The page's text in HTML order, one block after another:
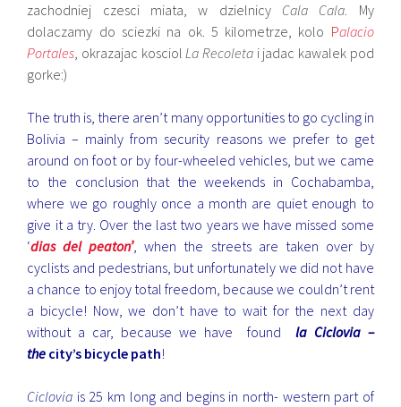
zachodniej czesci miata, w dzielnicy Cala Cala. My
dolaczamy do sciezki na ok. 5 kilometrze, kolo Palacio
Portales, okrazajac kosciol La Recoleta i jadac kawalek pod
gorke:)
The truth is, there aren’t many opportunities to go cycling in
Bolivia – mainly from security reasons we prefer to get
around on foot or by four-wheeled vehicles, but we came
to the conclusion that the weekends in Cochabamba,
where we go roughly once a month are quiet enough to
give it a try. Over the last two years we have missed some
‘dias del peaton’, when the streets are taken over by
cyclists and pedestrians, but unfortunately we did not have
a chance to enjoy total freedom, because we couldn’t rent
a bicycle! Now, we don’t have to wait for the next day
without a car, because we have found
la Ciclovia –
the city’s bicycle path!
Ciclovia is 25 km long and begins in north- western part of